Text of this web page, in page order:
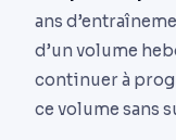
ans
d’un volume
continuer à
ce volume sans